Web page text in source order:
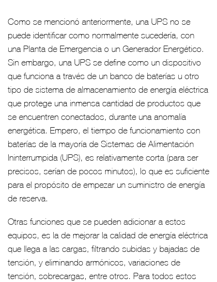
Como se mencionó anteriormente, una UPS no se
puede identificar como normalmente sucedería, con
una Planta de Emergencia o un Generador Energético.
Sin embargo, una UPS se define como un dispositivo
que funciona a través de un banco de baterías u otro
tipo de sistema de almacenamiento de energía eléctrica
que protege una inmensa cantidad de productos que
se encuentren conectados, durante una anomalía
energética. Empero, el tiempo de funcionamiento con
baterías de la mayoría de Sistemas de Alimentación
Ininterrumpida (UPS), es relativamente corta (para ser
precisos, serían de pocos minutos), lo que es suficiente
para el propósito de empezar un suministro de energía
de reserva.
Otras funciones que se pueden adicionar a estos
equipos, es la de mejorar la calidad de energía eléctrica
que llega a las cargas, filtrando subidas y bajadas de
tensión, y eliminando armónicos, variaciones de
tensión, sobrecargas, entre otros. Para todos estos